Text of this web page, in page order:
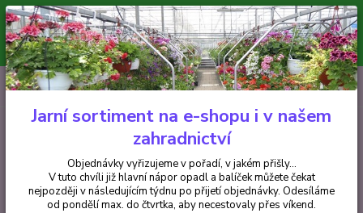
Minimální hodnota pro odeslání z e-shopu je 300 Kč.
V tuto chvíli již hlavní nápor objednávek opadl a balíček můžete čekat
nejpozději v následujícím týdnu po přijetí objednávky. Objednávky
vyřizujeme v pořadí, v jakém přišly...
CZK
Hledat
+420 602 223 614 0ks
za0 Kč
Jarní sortiment na e-shopu i v našem
zahradnictví
Objednávky vyřizujeme v pořadí, v jakém přišly...
V tuto chvíli již hlavní nápor opadl a balíček můžete čekat
nejpozději v následujícím týdnu po přijetí objednávky. Odesíláme
od pondělí max. do čtvrtka, aby necestovaly přes víkend.